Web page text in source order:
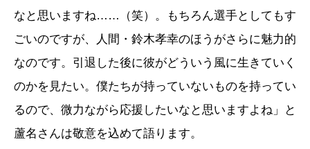
なと思いますね……（笑）。もちろん選手としてもす
ごいのですが、人間・鈴木孝幸のほうがさらに魅力的
なのです。引退した後に彼がどういう風に生きていく
のかを見たい。僕たちが持っていないものを持ってい
るので、微力ながら応援したいなと思いますよね」と
蘆名さんは敬意を込めて語ります。